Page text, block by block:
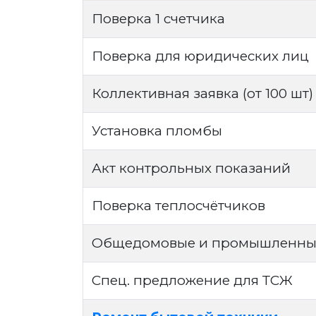
Поверка 1 счетчика
Поверка для юридических лиц
Коллективная заявка (от 100 шт)
Установка пломбы
Акт контрольных показаний
Поверка теплосчётчиков
Общедомовые и
Спец. предложение для ТСЖ